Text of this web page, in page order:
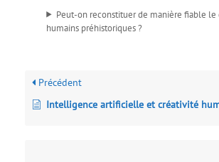
Peut-on reconstituer de manière fiable le
humains préhistoriques ?
Précédent
Intelligence artificielle et créativité